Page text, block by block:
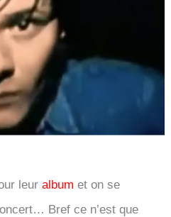
leuralbum et on se
Bref ce n’est que